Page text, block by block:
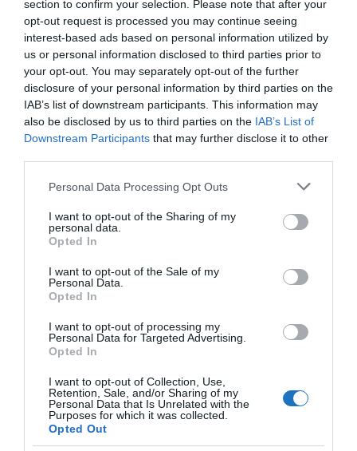
section to confirm your selection. Please note that after your
opt-out request is processed you may continue seeing
interest-based ads based on personal information utilized by
us or personal information disclosed to third parties prior to
your opt-out. You may separately opt-out of the further
disclosure of your personal information by third parties on the
IAB’s list of downstream participants. This information may
also be disclosed by us to third parties on the IAB’s List of
Downstream Participants that may further disclose it to other
Please note that this website/app uses one or more Google
not limited to your visit or usage behaviour. You may click to
grant or deny consent to Google and its third-party tags to
use your data for below specified purposes in below Google
consent section.
Personal Data Processing Opt Outs
I want to opt-out of the Sharing of my
personal data.
Opted In
I want to opt-out of the Sale of my
Personal Data.
Opted In
I want to opt-out of processing my
Personal Data for Targeted Advertising.
Opted In
I want to opt-out of Collection, Use,
Retention, Sale, and/or Sharing of my
Personal Data that Is Unrelated with the
Purposes for which it was collected.
Opted Out
A turizmus világának inspiráló híreiért
csatlakozz
csoportunkhoz
Az egyre meghosszabbodó határidőkre vonatkozóan
idézem a Booking néhány válaszát, amelyet
partnereinek küldött:
Kedves Partnerünk! Nagyon sajnáljuk a kellemetlenséget.
Kérjük a pénzügyi fül alatti kimutatásokat hagyja figyelmen
kívül, egy rendszerhiba miatt nem valós adatokat lát. A
kifizetés miatti késedelem miatt szíves elnézését kérjük,
legkésőbb e hét végére meg fognak történni az összegek